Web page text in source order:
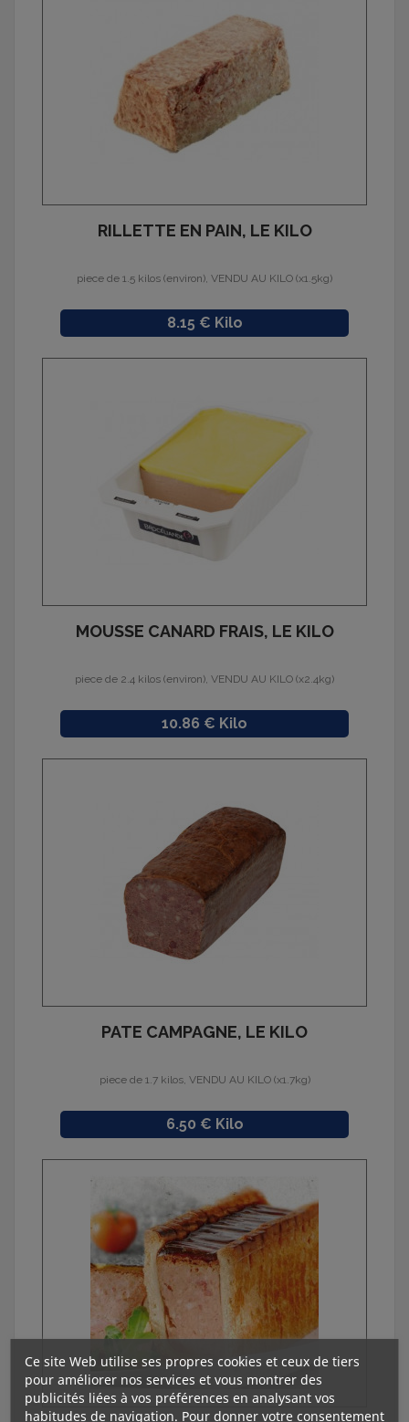
RILLETTE EN PAIN, LE KILO
piece de 1.5 kilos (environ), VENDU AU KILO (x1.5kg)
Prix
8.15 € Kilo
MOUSSE CANARD FRAIS, LE KILO
piece de 2.4 kilos (environ), VENDU AU KILO (x2.4kg)
Prix
10.86 € Kilo
PATE CAMPAGNE, LE KILO
piece de 1.7 kilos, VENDU AU KILO (x1.7kg)
Prix
6.50 € Kilo
Ce site Web utilise ses propres cookies et ceux de tiers
pour améliorer nos services et vous montrer des
publicités liées à vos préférences en analysant vos
habitudes de navigation. Pour donner votre consentement